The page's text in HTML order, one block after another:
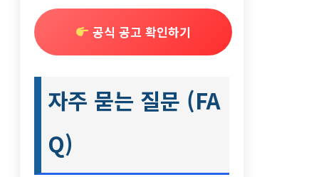
공식 공고 확인하기
자주 묻는 질문 (FA
Q)